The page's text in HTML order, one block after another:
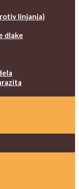
linjanja)
dlake